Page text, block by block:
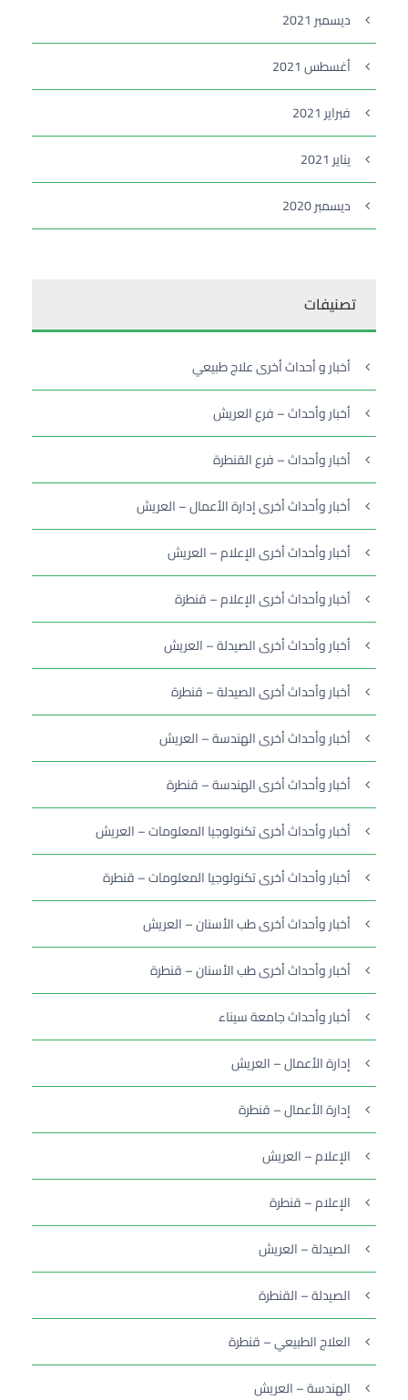
ديسمبر 2021
أغسطس 2021
فبراير 2021
يناير 2021
ديسمبر 2020
تصنيفات
أخبار و أحداث أخرى علاج طبيعي
أخبار وأحداث – فرع العريش
أخبار وأحداث – فرع القنطرة
أخبار وأحداث أخرى إدارة الأعمال – العريش
أخبار وأحداث أخرى الإعلام – العريش
أخبار وأحداث أخرى الإعلام – قنطرة
أخبار وأحداث أخرى الصيدلة – العريش
أخبار وأحداث أخرى الصيدلة – قنطرة
أخبار وأحداث أخرى الهندسة – العريش
أخبار وأحداث أخرى الهندسة – قنطرة
أخبار وأحداث أخرى تكنولوجيا المعلومات – العريش
أخبار وأحداث أخرى تكنولوجيا المعلومات – قنطرة
أخبار وأحداث أخرى طب الأسنان – العريش
أخبار وأحداث أخرى طب الأسنان – قنطرة
أخبار وأحداث جامعة سيناء
إدارة الأعمال – العريش
إدارة الأعمال – قنطرة
الإعلام – العريش
الإعلام – قنطرة
الصيدلة – العريش
الصيدلة – القنطرة
العلاج الطبيعي – قنطرة
الهندسة – العريش